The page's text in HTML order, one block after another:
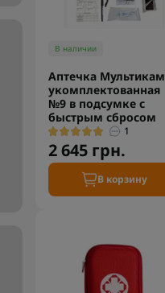
В наличии
Аптечка Мультикам
укомплектованная
№9 в подсумке с
быстрым сбросом
1
2 645 грн.
В корзину